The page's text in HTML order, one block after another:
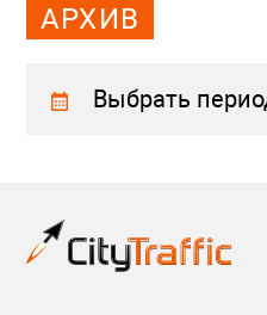
АРХИВ
Выбрать